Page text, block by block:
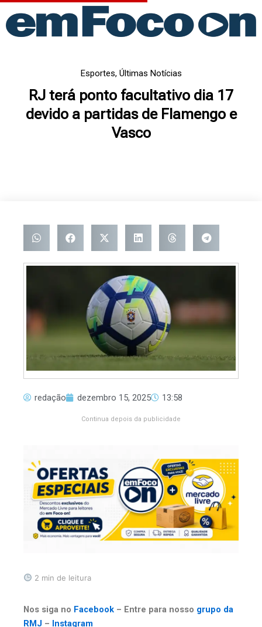
para
Esportes, Últimas Notícias
RJ terá ponto facultativo dia 17
devido a partidas de Flamengo e
Vasco
redação dezembro 15, 2025 13:58
Continua depois da publicidade
2 min de leitura
Nos siga no Facebook – Entre para nosso grupo da
RMJ – Instagram